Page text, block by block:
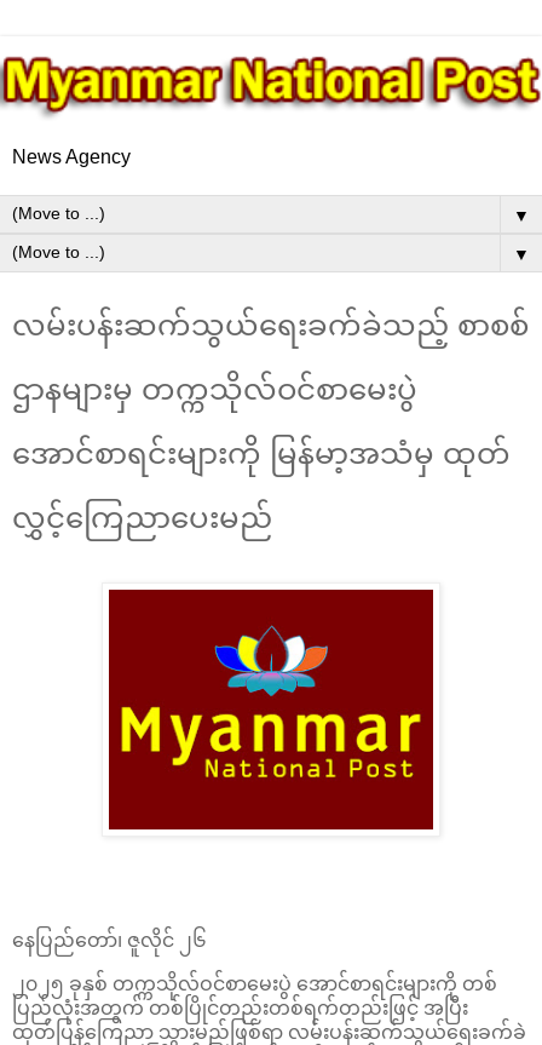
News Agency
▼
▼
လမ်းပန်းဆက်သွယ်ရေးခက်ခဲသည့် စာစစ်
ဌာနများမှ တက္ကသိုလ်ဝင်စာမေးပွဲ
အောင်စာရင်းများကို မြန်မာ့အသံမှ ထုတ်
လွှင့်ကြေညာပေးမည်
နေပြည်တော်၊ ဇူလိုင် ၂၆
၂၀၂၅ ခုနှစ် တက္ကသိုလ်ဝင်စာမေးပွဲ အောင်စာရင်းများကို တစ်
ပြည်လုံးအတွက် တစ်ပြိုင်တည်းတစ်ရက်တည်းဖြင့် အပြီး
ထုတ်ပြန်ကြေညာ သွားမည်ဖြစ်ရာ လမ်းပန်းဆက်သွယ်ရေးခက်ခဲ